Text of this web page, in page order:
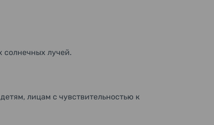
солнечных лучей.
лицам с чувствительностью к